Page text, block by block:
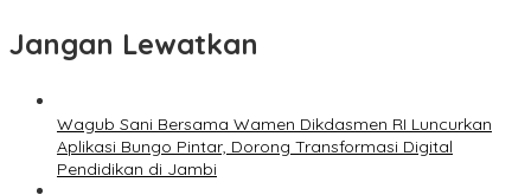
Jangan Lewatkan
Wagub Sani Bersama Wamen Dikdasmen RI Luncurkan
Aplikasi Bungo Pintar, Dorong Transformasi Digital
Pendidikan di Jambi